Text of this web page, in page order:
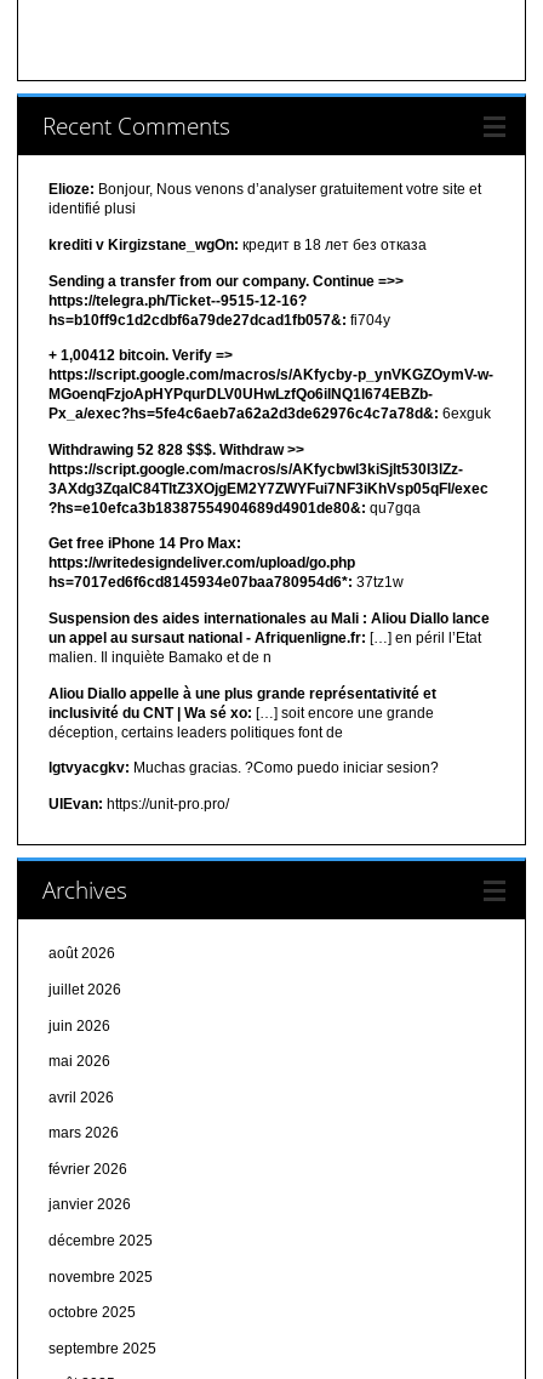
Recent Comments
Elioze: Bonjour, Nous venons d’analyser gratuitement votre site et
identifié plusi
krediti v Kirgizstane_wgOn: кредит в 18 лет без отказа
Sending a transfer from our company. Continue =>>
https://telegra.ph/Ticket--9515-12-16?
hs=b10ff9c1d2cdbf6a79de27dcad1fb057&: fi704y
+ 1,00412 bitсоin. Verify =>
https://script.google.com/macros/s/AKfycby-p_ynVKGZOymV-w-
MGoenqFzjoApHYPqurDLV0UHwLzfQo6ilNQ1l674EBZb-
Px_a/exec?hs=5fe4c6aeb7a62a2d3de62976c4c7a78d&: 6exguk
Withdrawing 52 828 $$$. Withdrаw >>
https://script.google.com/macros/s/AKfycbwl3kiSjlt530I3lZz-
3AXdg3ZqalC84TltZ3XOjgEM2Y7ZWYFui7NF3iKhVsp05qFl/exec
?hs=e10efca3b18387554904689d4901de80&: qu7gqa
Get free iPhone 14 Pro Max:
https://writedesigndeliver.com/upload/go.php
hs=7017ed6f6cd8145934e07baa780954d6*: 37tz1w
Suspension des aides internationales au Mali : Aliou Diallo lance
un appel au sursaut national - Afriquenligne.fr: […] en péril l’Etat
malien. Il inquiète Bamako et de n
Aliou Diallo appelle à une plus grande représentativité et
inclusivité du CNT | Wa sé xo: […] soit encore une grande
déception, certains leaders politiques font de
lgtvyacgkv: Muchas gracias. ?Como puedo iniciar sesion?
UIEvan: https://unit-pro.pro/
Archives
août 2026
juillet 2026
juin 2026
mai 2026
avril 2026
mars 2026
février 2026
janvier 2026
décembre 2025
novembre 2025
octobre 2025
septembre 2025